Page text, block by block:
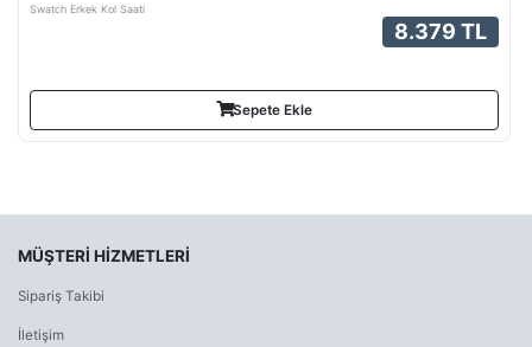
Swatch Erkek Kol Saati
8.379 TL
Sepete Ekle
MÜŞTERI HIZMETLERI
Sipariş Takibi
İletişim